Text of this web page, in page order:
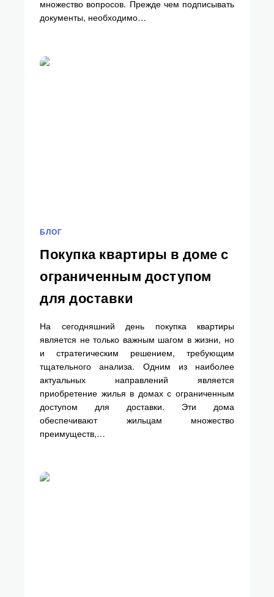
множество вопросов. Прежде чем подписывать
документы, необходимо…
БЛОГ
Покупка квартиры в доме с
ограниченным доступом
для доставки
На сегодняшний день покупка квартиры
является не только важным шагом в жизни, но
и стратегическим решением, требующим
тщательного анализа. Одним из наиболее
актуальных направлений является
приобретение жилья в домах с ограниченным
доступом для доставки. Эти дома
обеспечивают жильцам множество
преимуществ,…